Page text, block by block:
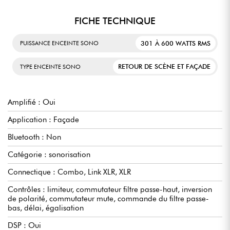
FICHE TECHNIQUE
PUISSANCE ENCEINTE SONO 301 À 600 WATTS RMS
TYPE ENCEINTE SONO RETOUR DE SCÈNE ET FAÇADE
Amplifié : Oui
Application : Façade
Bluetooth : Non
Catégorie : sonorisation
Connectique : Combo, Link XLR, XLR
Contrôles : limiteur, commutateur filtre passe-haut, inversion
de polarité, commutateur mute, commande du filtre passe-
bas, délai, égalisation
DSP : Oui